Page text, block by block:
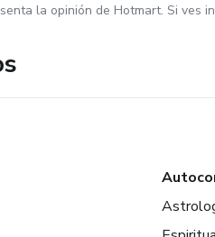
la opinión de Hotmart. Si ves